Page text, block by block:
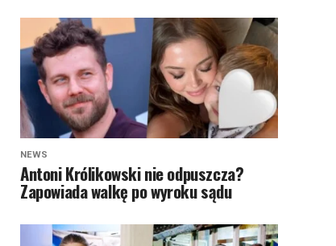
NEWS
Antoni Królikowski nie odpuszcza?
Zapowiada walkę po wyroku sądu